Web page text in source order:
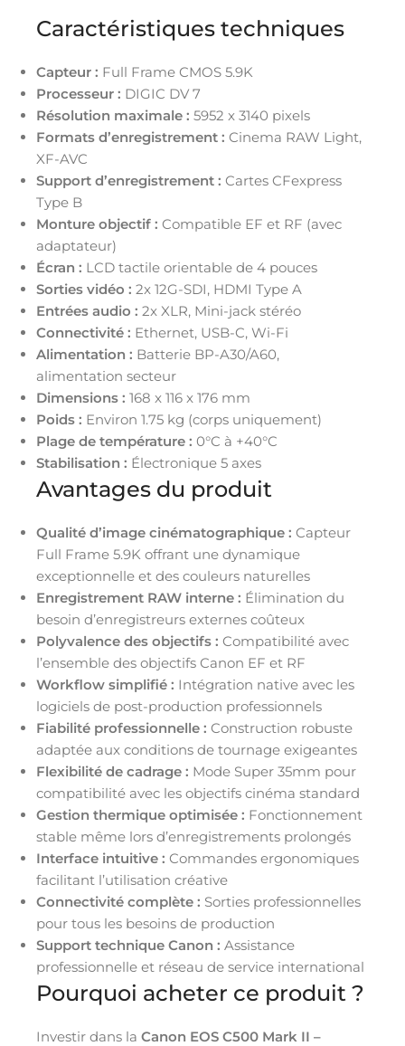
Caractéristiques techniques
Capteur : Full Frame CMOS 5.9K
Processeur : DIGIC DV 7
Résolution maximale : 5952 x 3140 pixels
Formats d’enregistrement : Cinema RAW Light,
XF-AVC
Support d’enregistrement : Cartes CFexpress
Type B
Monture objectif : Compatible EF et RF (avec
adaptateur)
Écran : LCD tactile orientable de 4 pouces
Sorties vidéo : 2x 12G-SDI, HDMI Type A
Entrées audio : 2x XLR, Mini-jack stéréo
Connectivité : Ethernet, USB-C, Wi-Fi
Alimentation : Batterie BP-A30/A60,
alimentation secteur
Dimensions : 168 x 116 x 176 mm
Poids : Environ 1.75 kg (corps uniquement)
Plage de température : 0°C à +40°C
Stabilisation : Électronique 5 axes
Avantages du produit
Qualité d’image cinématographique : Capteur
Full Frame 5.9K offrant une dynamique
exceptionnelle et des couleurs naturelles
Enregistrement RAW interne : Élimination du
besoin d’enregistreurs externes coûteux
Polyvalence des objectifs : Compatibilité avec
l’ensemble des objectifs Canon EF et RF
Workflow simplifié : Intégration native avec les
logiciels de post-production professionnels
Fiabilité professionnelle : Construction robuste
adaptée aux conditions de tournage exigeantes
Flexibilité de cadrage : Mode Super 35mm pour
compatibilité avec les objectifs cinéma standard
Gestion thermique optimisée : Fonctionnement
stable même lors d’enregistrements prolongés
Interface intuitive : Commandes ergonomiques
facilitant l’utilisation créative
Connectivité complète : Sorties professionnelles
pour tous les besoins de production
Support technique Canon : Assistance
professionnelle et réseau de service international
Pourquoi acheter ce produit ?
Investir dans la Canon EOS C500 Mark II –